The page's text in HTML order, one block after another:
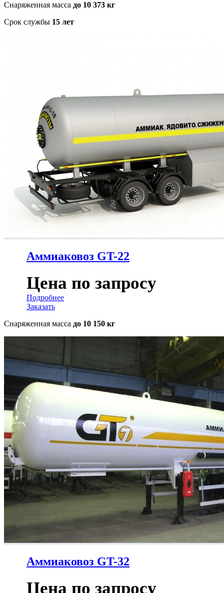
Снаряженная масса до 10 373 кг
Срок службы 15 лет
Аммиаковоз GT-22
Цена по запросу
Подробнее
Заказать
Снаряженная масса до 10 150 кг
Аммиаковоз GT-32
Цена по запросу